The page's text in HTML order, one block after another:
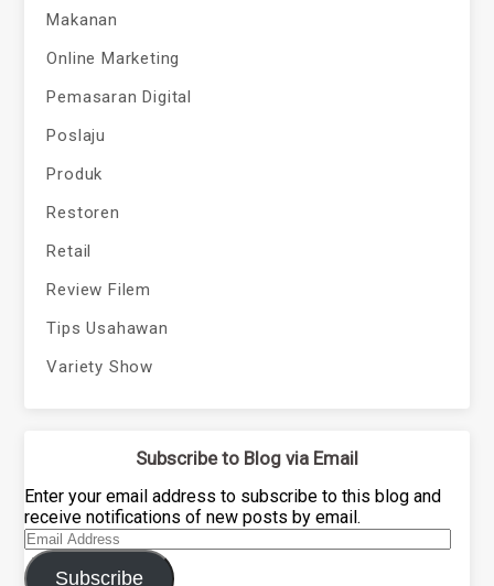
Makanan
Online Marketing
Pemasaran Digital
Poslaju
Produk
Restoren
Retail
Review Filem
Tips Usahawan
Variety Show
Subscribe to Blog via Email
Enter your email address to subscribe to this blog and
receive notifications of new posts by email.
Email
Address
Subscribe